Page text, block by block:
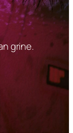
grine.